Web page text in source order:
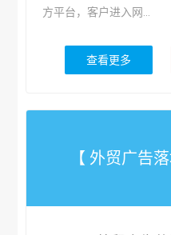
方平台，客户进入网...
查看更多
【 外贸广告